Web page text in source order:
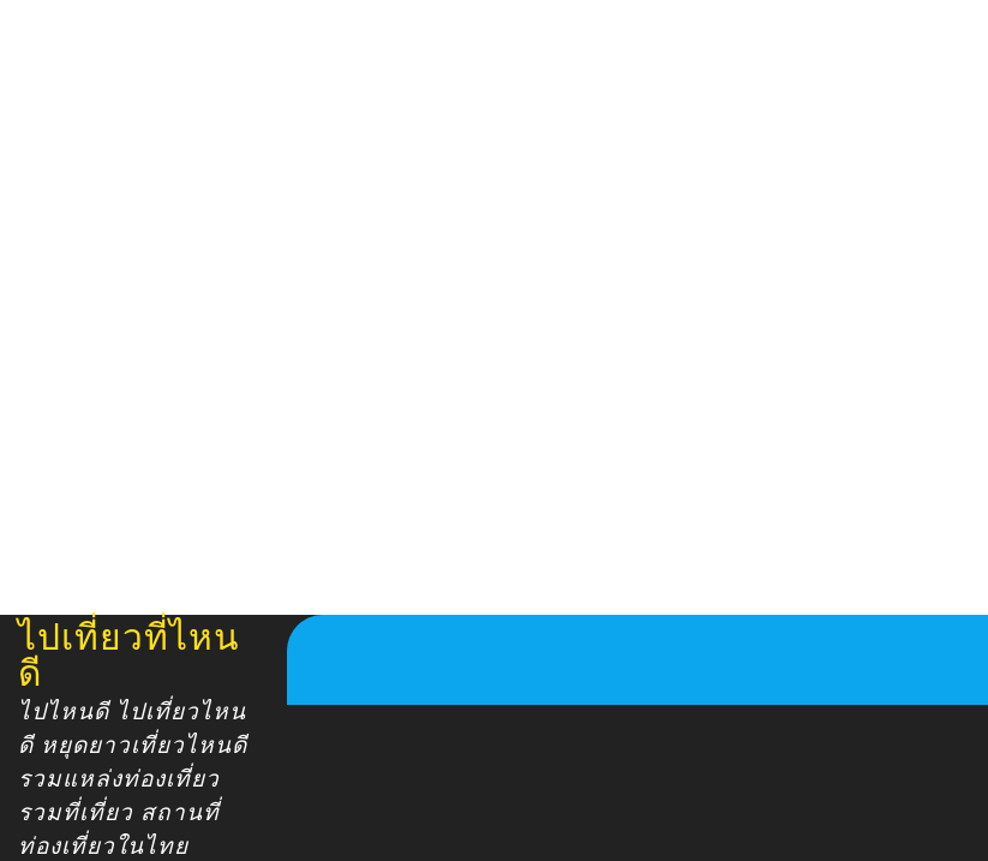
Skip
content
ไปเที่ยวที่ไหน
ดี
ไปไหนดี ไปเที่ยวไหน
ดี หยุดยาวเที่ยวไหนดี
รวมแหล่งท่องเที่ยว
รวมที่เที่ยว สถานที่
ท่องเที่ยวในไทย